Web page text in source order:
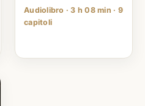
Audiolibro · 3 h 08 min · 9
capitoli